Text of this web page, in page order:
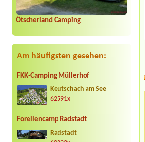
Ötscherland Camping
Am häufigsten gesehen:
FKK-Camping Müllerhof
Keutschach am See
62591x
Forellencamp Radstadt
Radstadt